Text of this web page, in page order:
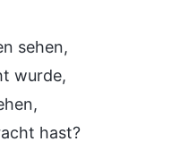
sehen,
wurde,
hast?